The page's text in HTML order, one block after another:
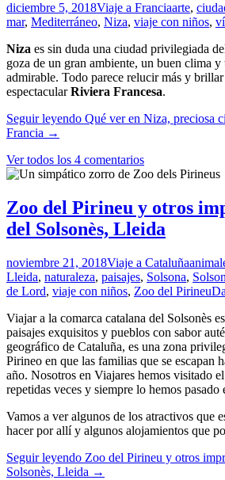
diciembre 5, 2018Viaje a Franciaarte,
mar, Mediterráneo, Niza, viaje con niños,
Niza es sin duda una ciudad privilegiada
goza de un gran ambiente, un buen clima
admirable. Todo parece relucir más y
espectacularRiviera Francesa.
Seguir leyendo Qué ver en Niza, preciosa
Francia →
Ver todos los 4 comentarios
Zoo del Pirineu y otros
del Solsonès, Lleida
noviembre 21, 2018Viaje a Cataluña
Lleida, naturaleza, paisajes, Solsona,
de Lord, viaje con niños, Zoo del Pirineu
Viajar a la comarca catalana del Solsonès
paisajes exquisitos y pueblos con sabor
geográfico de Cataluña, es una zona
Pirineo en que las familias que se escapan
año. Nosotros en Viajares hemos visitado el
repetidas veces y siempre lo hemos pasado
Vamos a ver algunos de los atractivos que
hacer por allí y algunos alojamientos que
Seguir leyendo Zoo del Pirineu y otros
Solsonès, Lleida →